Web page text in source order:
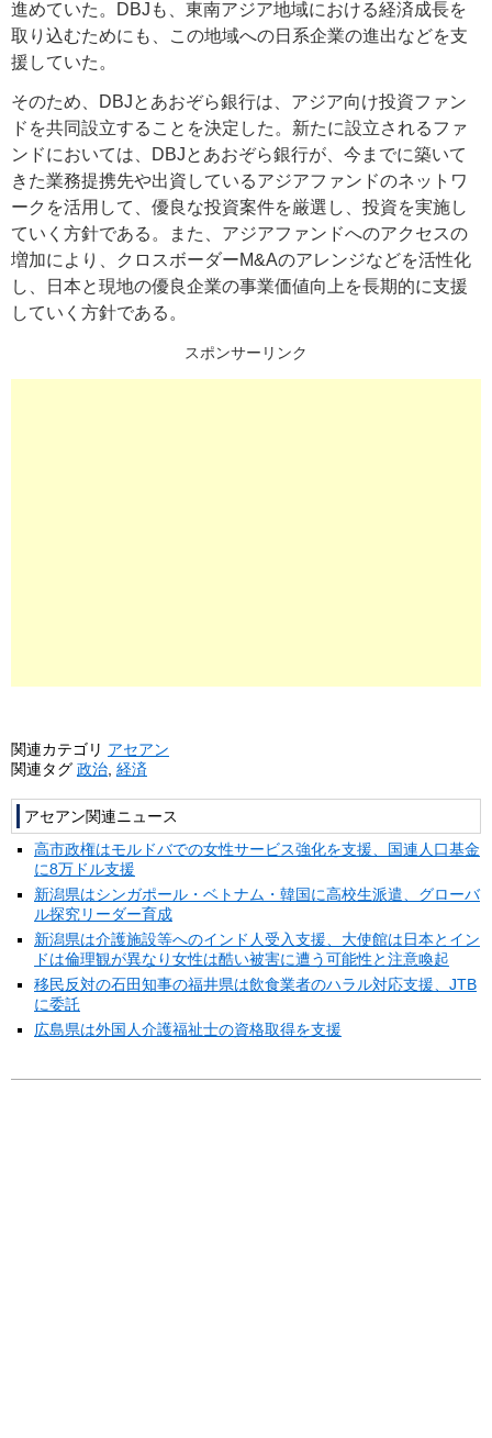
進めていた。DBJも、東南アジア地域における経済成長を
取り込むためにも、この地域への日系企業の進出などを支
援していた。
そのため、DBJとあおぞら銀行は、アジア向け投資ファン
ドを共同設立することを決定した。新たに設立されるファ
ンドにおいては、DBJとあおぞら銀行が、今までに築いて
きた業務提携先や出資しているアジアファンドのネットワ
ークを活用して、優良な投資案件を厳選し、投資を実施し
ていく方針である。また、アジアファンドへのアクセスの
増加により、クロスボーダーM&Aのアレンジなどを活性化
し、日本と現地の優良企業の事業価値向上を長期的に支援
していく方針である。
スポンサーリンク
関連カテゴリ アセアン
関連タグ 政治 経済
アセアン関連ニュース
高市政権はモルドバでの女性サービス強化を支援、国連人口基金
に8万ドル支援
新潟県はシンガポール・ベトナム・韓国に高校生派遣、グローバ
ル探究リーダー育成
新潟県は介護施設等へのインド人受入支援、大使館は日本とイン
ドは倫理観が異なり女性は酷い被害に遭う可能性と注意喚起
移民反対の石田知事の福井県は飲食業者のハラル対応支援、JTB
に委託
広島県は外国人介護福祉士の資格取得を支援